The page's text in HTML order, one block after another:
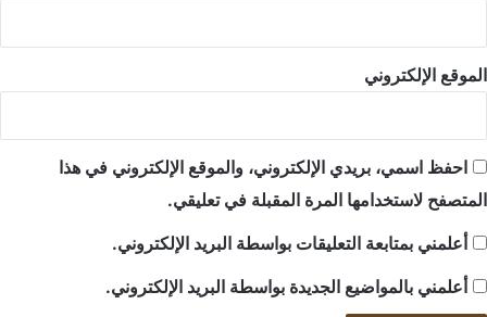
الموقع الإلكتروني
احفظ اسمي، بريدي الإلكتروني، والموقع الإلكتروني في هذا
المتصفح لاستخدامها المرة المقبلة في تعليقي.
أعلمني بمتابعة التعليقات بواسطة البريد الإلكتروني.
أعلمني بالمواضيع الجديدة بواسطة البريد الإلكتروني.